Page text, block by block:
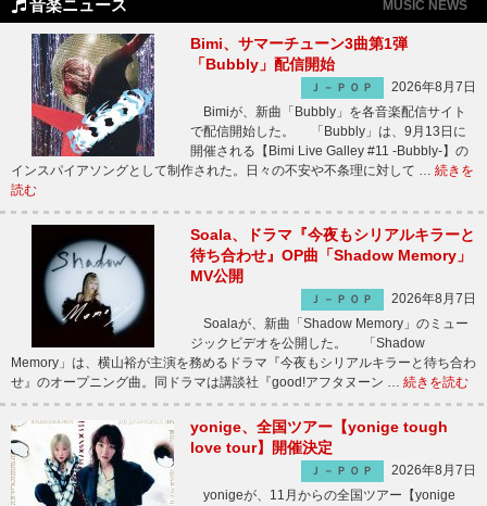
音楽ニュース MUSIC NEWS
Bimi、サマーチューン3曲第1弾
「Bubbly」配信開始
Ｊ－ＰＯＰ
2026年8月7日
Bimiが、新曲「Bubbly」を各音楽配信サイト
で配信開始した。 「Bubbly」は、9月13日に
開催される【Bimi Live Galley #11 -Bubbly-】の
インスパイアソングとして制作された。日々の不安や不条理に対して … 続きを
読む
Soala、ドラマ『今夜もシリアルキラーと
待ち合わせ』OP曲「Shadow Memory」
MV公開
Ｊ－ＰＯＰ
2026年8月7日
Soalaが、新曲「Shadow Memory」のミュー
ジックビデオを公開した。 「Shadow
Memory」は、横山裕が主演を務めるドラマ『今夜もシリアルキラーと待ち合わ
せ』のオープニング曲。同ドラマは講談社『good!アフタヌーン … 続きを読む
yonige、全国ツアー【yonige tough
love tour】開催決定
Ｊ－ＰＯＰ
2026年8月7日
yonigeが、11月からの全国ツアー【yonige